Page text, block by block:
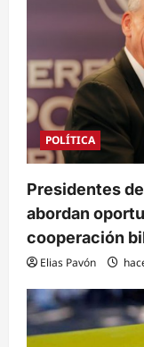
POLÍTICA
Presidentes
abordan
cooperación
Elias Pavón